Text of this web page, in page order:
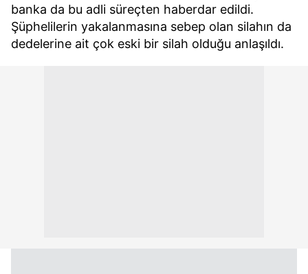
banka da bu adli süreçten haberdar edildi.
Şüphelilerin yakalanmasına sebep olan silahın da
dedelerine ait çok eski bir silah olduğu anlaşıldı.